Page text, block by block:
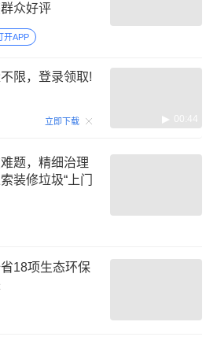
众好评
开APP
限，登录领取!
立即下载 00:44
题，精细治理
修垃圾“上门
18项生态环保